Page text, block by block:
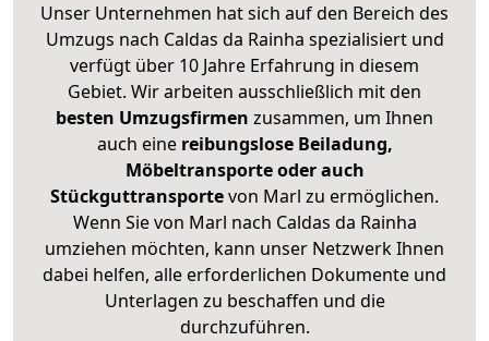
Unser Unternehmen hat sich auf den Bereich des
Umzugs nach Caldas da Rainha spezialisiert und
verfügt über 10 Jahre Erfahrung in diesem
Gebiet. Wir arbeiten ausschließlich mit den
besten Umzugsfirmen zusammen, um Ihnen
auch eine reibungslose Beiladung,
Möbeltransporte oder auch
Stückguttransportevon Marl zu ermöglichen.
Wenn Sie von Marl nach Caldas da Rainha
umziehen möchten, kann unser Netzwerk Ihnen
dabei helfen, alle erforderlichen Dokumente und
Unterlagen zu beschaffen und die
durchzuführen.